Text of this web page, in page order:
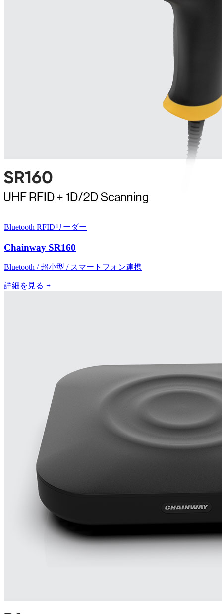
Bluetooth RFIDリーダー
Chainway SR160
Bluetooth / 超小型 / スマートフォン連携
詳細を見る